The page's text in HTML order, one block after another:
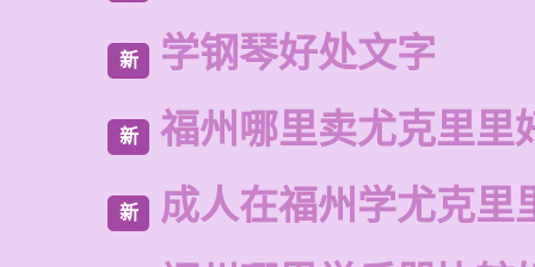
新 学钢琴好处文字
新 福州哪里卖尤克里里
新 成人在福州学尤克里